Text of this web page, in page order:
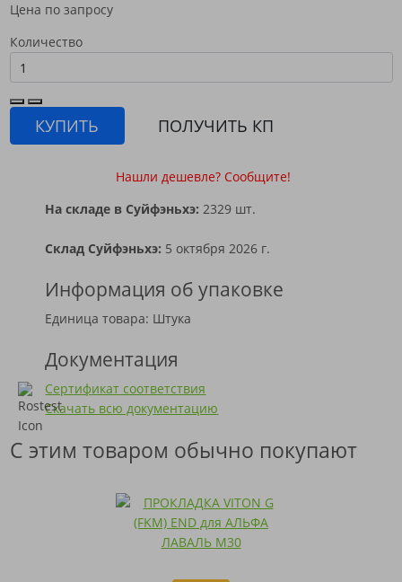
Цена по запросу
Количество
КУПИТЬ ПОЛУЧИТЬ КП
Нашли дешевле? Сообщите!
На складе в Суйфэньхэ: 2329 шт.
Склад Суйфэньхэ: 5 октября 2026 г.
Информация об упаковке
Единица товара: Штука
Документация
Сертификат соответствия
Скачать всю документацию
С этим товаром обычно покупают